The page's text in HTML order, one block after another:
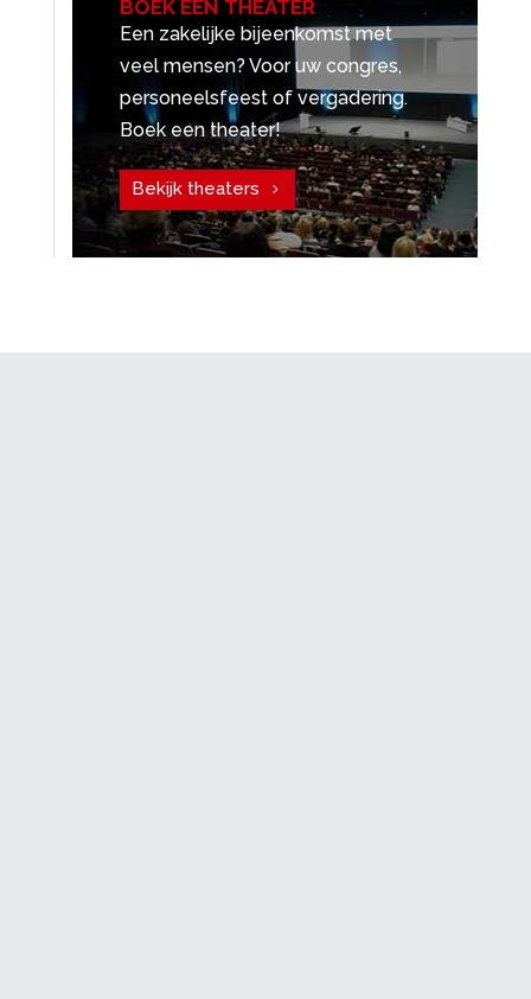
BOEK EEN THEATER
Een zakelijke bijeenkomst met
veel mensen? Voor uw congres,
personeelsfeest of vergadering.
Boek een theater!
Bekijk theaters